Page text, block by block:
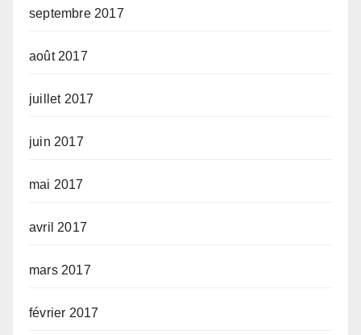
septembre 2017
août 2017
juillet 2017
juin 2017
mai 2017
avril 2017
mars 2017
février 2017